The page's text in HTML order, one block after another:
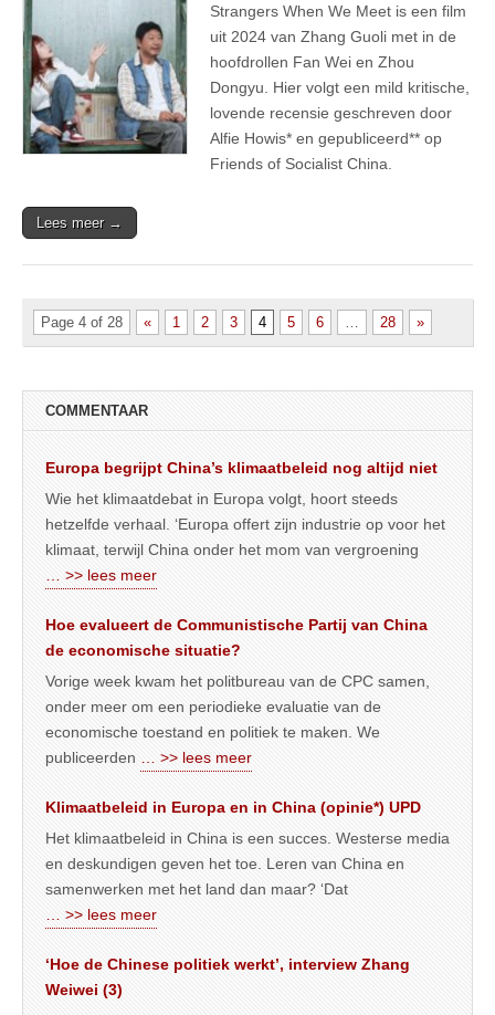
Strangers When We Meet is een film
uit 2024 van Zhang Guoli met in de
hoofdrollen Fan Wei en Zhou
Dongyu. Hier volgt een mild kritische,
lovende recensie geschreven door
Alfie Howis* en gepubliceerd** op
Friends of Socialist China.
Lees meer →
Page 4 of 28 « 1 2 3 4 5 6 28 »
COMMENTAAR
Europa begrijpt China’s klimaatbeleid nog altijd niet
Wie het klimaatdebat in Europa volgt, hoort steeds
hetzelfde verhaal. ‘Europa offert zijn industrie op voor het
klimaat, terwijl China onder het mom van vergroening
… >> lees meer
Hoe evalueert de Communistische Partij van China
de economische situatie?
Vorige week kwam het politbureau van de CPC samen,
onder meer om een periodieke evaluatie van de
economische toestand en politiek te maken. We
publiceerden
… >> lees meer
Klimaatbeleid in Europa en in China (opinie*) UPD
Het klimaatbeleid in China is een succes. Westerse media
en deskundigen geven het toe. Leren van China en
samenwerken met het land dan maar? ‘Dat
… >> lees meer
‘Hoe de Chinese politiek werkt’, interview Zhang
Weiwei (3)